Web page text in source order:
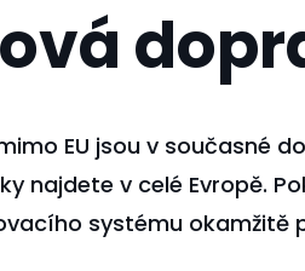
EU jsou v
najdete v celé Evropě.
systému